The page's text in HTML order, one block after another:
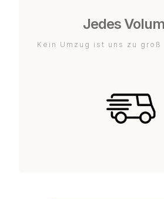
Jedes
Kein Umzug ist uns zu groß